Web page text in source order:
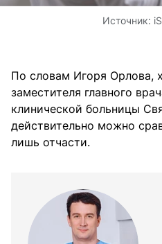
Источник:
По словам Игоря Орлова,
заместителя главного
клинической больницы
действительно можно
лишь отчасти.